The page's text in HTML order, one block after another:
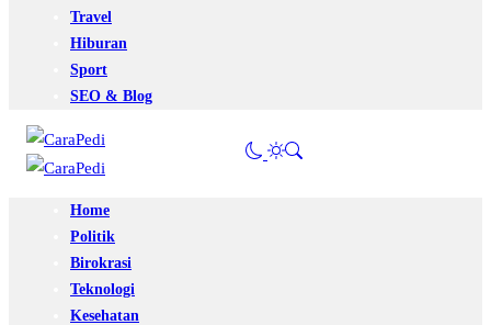
Travel
Hiburan
Sport
SEO & Blog
Home
Politik
Birokrasi
Teknologi
Kesehatan